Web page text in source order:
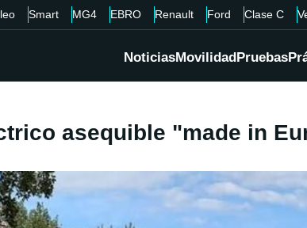
Smart MG4 EBRO Renault Ford Clase C
NoticiasMovilidadPruebas
asequible "made in